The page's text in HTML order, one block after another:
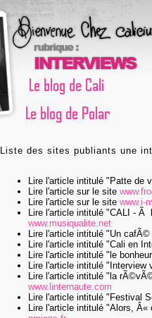
Liste des sites publiants une
Lire l'article intitulé "Patte de
Lire l'article sur le site
Lire l'article sur le site www.i-
Lire l'article intitulé "CALI - Ã
www.musiqualite.net
Lire l'article intitulé "Un
Lire l'article intitulé "Cali en
Lire l'article intitulé "le
Lire l'article intitulé "Interview
Lire l'article intitulé "la
www.linternaute.com
Lire l'article intitulé "Festival
Lire l'article intitulé "Alors,